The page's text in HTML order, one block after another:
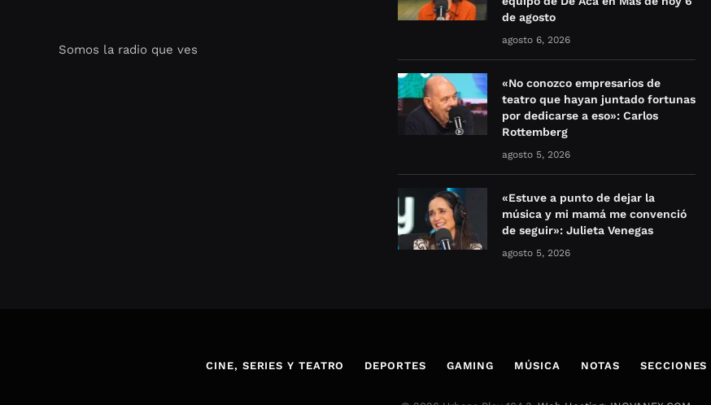
Somos la radio que ves
de agosto
agosto 6, 2026
«No conozco empresarios de
teatro que hayan juntado fortunas
por dedicarse a eso»: Carlos
Rottemberg
agosto 5, 2026
«Estuve a punto de dejar la
música y mi mamá me convenció
de seguir»: Julieta Venegas
agosto 5, 2026
CINE, SERIES Y TEATRO DEPORTES GAMING MÚSICA NOTAS SECCIONES